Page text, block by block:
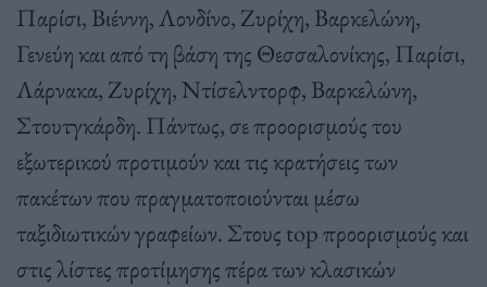
Παρίσι, Βιέννη, Λονδίνο, Ζυρίχη, Βαρκελώνη,
Γενεύη και από τη βάση της Θεσσαλονίκης, Παρίσι,
Λάρνακα, Ζυρίχη, Ντίσελντορφ, Βαρκελώνη,
Στουτγκάρδη. Πάντως, σε προορισμούς του
εξωτερικού προτιμούν και τις κρατήσεις των
πακέτων που πραγματοποιούνται μέσω
ταξιδιωτικών γραφείων. Στους top προορισμούς και
στις λίστες προτίμησης πέρα των κλασικών